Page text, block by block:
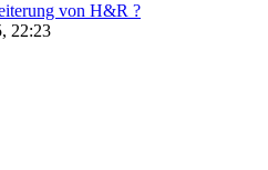
von H&R ?
22:23